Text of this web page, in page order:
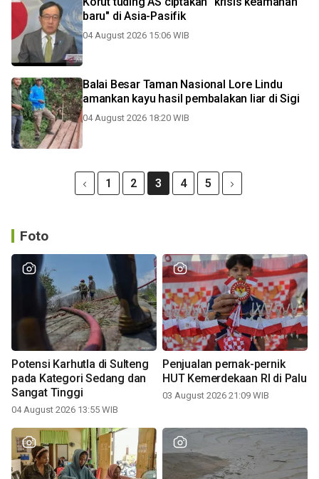
baru" di Asia-Pasifik
04 August 2026 15:06 WIB
Balai Besar Taman Nasional Lore Lindu
amankan kayu hasil pembalakan liar di Sigi
04 August 2026 18:20 WIB
1 2 3 4 5
Foto
Potensi Karhutla di Sulteng
pada Kategori Sedang dan
Sangat Tinggi
04 August 2026 13:55 WIB
Penjualan pernak-pernik
HUT Kemerdekaan RI di Palu
03 August 2026 21:09 WIB